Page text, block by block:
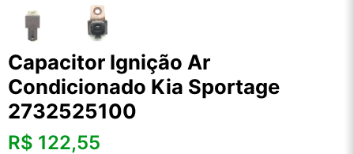
Capacitor Ignição Ar
Condicionado Kia Sportage
2732525100
R$ 122,55